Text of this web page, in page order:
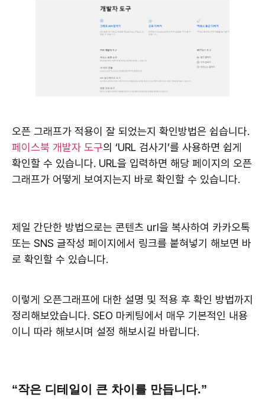
오픈 그래프가 적용이 잘 되었는지 확인방법은 쉽습니다.
페이스북 개발자 도구의 ‘URL 검사기’를 사용하면 쉽게
확인할 수 있습니다. URL을 입력하면 해당 페이지의 오픈
그래프가 어떻게 보여지는지 바로 확인할 수 있습니다.
제일 간단한 방법으로는 콘텐츠 url을 복사하여 카카오톡
또는 SNS 글작성 페이지에서 링크를 붙혀넣기 해보면 바
로 확인할 수 있습니다.
이렇게 오픈그래프에 대한 설명 및 적용 후 확인 방법까지
정리해보았습니다. SEO 마케팅에서 매우 기본적인 내용
이니 따라 해보시며 설정 해보시길 바랍니다.
“작은 디테일이 큰 차이를 만듭니다.”